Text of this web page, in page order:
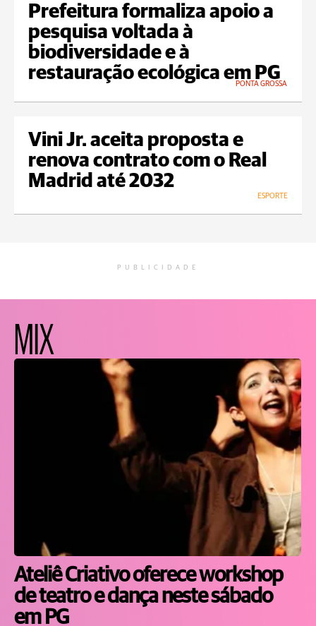
Prefeitura formaliza apoio a
pesquisa voltada à
biodiversidade e à
restauração ecológica em PG
PONTA GROSSA
Vini Jr. aceita proposta e
renova contrato com o Real
Madrid até 2032
ESPORTE
PUBLICIDADE
MIX
Ateliê Criativo oferece workshop
de teatro e dança neste sábado
em PG